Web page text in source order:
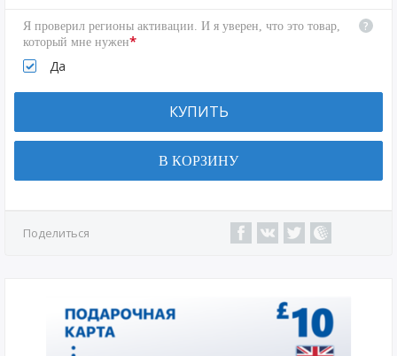
Я проверил регионы активации. И я уверен, что это товар,
который мне нужен*
?
Да
КУПИТЬ
В КОРЗИНУ
Поделиться